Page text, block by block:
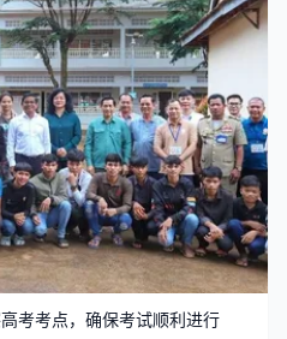
考考点，确保考试顺利进行